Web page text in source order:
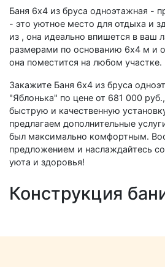
Баня 6х4 из бруса одноэтажная -
- это уютное место для отдыха и
из , она идеально впишется в ваш
размерами по основанию 6х4 м и
она поместится на любом участке.
Закажите Баня 6х4 из бруса
"Яблонька" по цене от 681 000
быструю и качественную
предлагаем дополнительные
был максимально комфортным.
предложением и наслаждайтесь
уюта и здоровья!
Конструкция